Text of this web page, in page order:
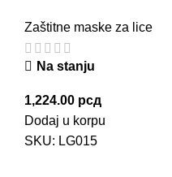
Zaštitne maske za lice
Na stanju
1,224.00 рсд
Dodaj u korpu
SKU: LG015